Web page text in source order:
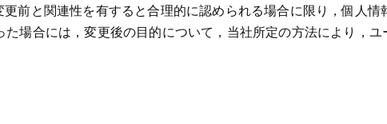
前と関連性を有すると合理的に認められる場合に限り，個人情
場合には，変更後の目的について，当社所定の方法により，